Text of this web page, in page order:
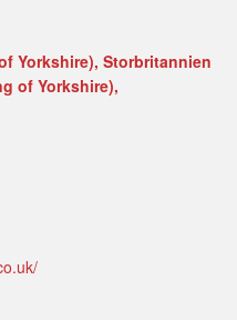
Yorkshire), Storbritannien
of Yorkshire),